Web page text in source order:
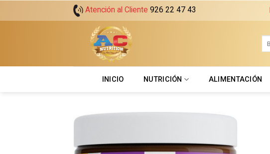
Atención al Cliente 926 22 47 43
INICIO NUTRICIÓN ALIMENTACIÓN